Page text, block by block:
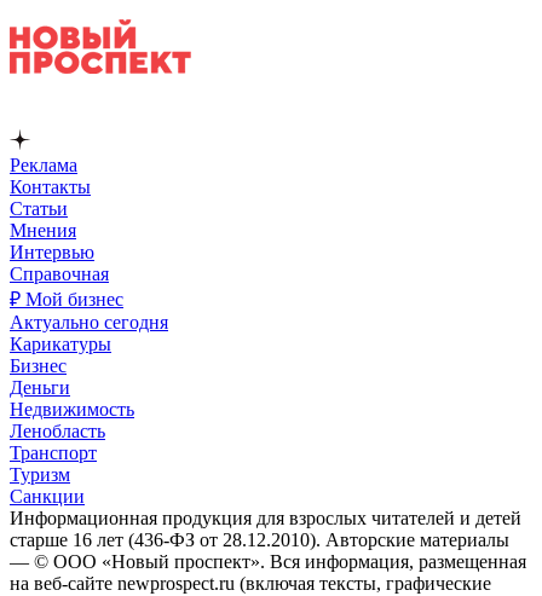
Реклама
Контакты
Статьи
Мнения
Интервью
Справочная
₽ Мой бизнес
Актуально сегодня
Карикатуры
Бизнес
Деньги
Недвижимость
Ленобласть
Транспорт
Туризм
Санкции
Информационная продукция для взрослых читателей и детей
старше 16 лет (436-ФЗ от 28.12.2010). Авторские материалы
— © ООО «Новый проспект». Вся информация, размещенная
на веб-сайте newprospect.ru (включая тексты, графические